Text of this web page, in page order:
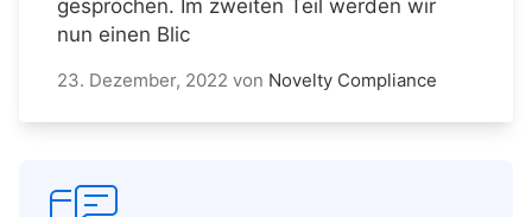
gesprochen. Im zweiten Teil werden wir
nun einen Blic
23. Dezember, 2022 von Novelty Compliance